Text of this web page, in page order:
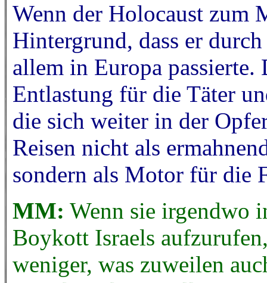
Wenn der Holocaust zum
Hintergrund, dass er
allem in Europa
Entlastung für die Täter
die sich weiter in der
Reisen nicht als
sondern als Motor für die
MM: Wenn sie irgendwo
Boykott Israels
weniger, was zuweilen